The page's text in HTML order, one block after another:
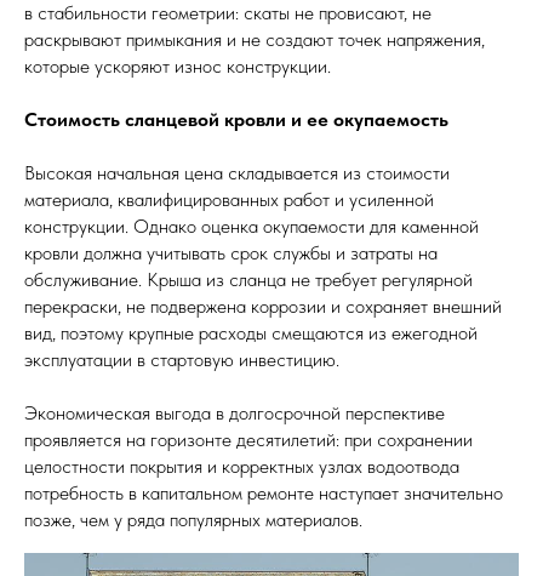
в стабильности геометрии: скаты не провисают, не
раскрывают примыкания и не создают точек напряжения,
которые ускоряют износ конструкции.
Стоимость сланцевой кровли и ее окупаемость
Высокая начальная цена складывается из стоимости
материала, квалифицированных работ и усиленной
конструкции. Однако оценка окупаемости для каменной
кровли должна учитывать срок службы и затраты на
обслуживание. Крыша из сланца не требует регулярной
перекраски, не подвержена коррозии и сохраняет внешний
вид, поэтому крупные расходы смещаются из ежегодной
эксплуатации в стартовую инвестицию.
Экономическая выгода в долгосрочной перспективе
проявляется на горизонте десятилетий: при сохранении
целостности покрытия и корректных узлах водоотвода
потребность в капитальном ремонте наступает значительно
позже, чем у ряда популярных материалов.